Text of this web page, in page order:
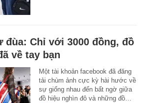
đùa: Chỉ với 3000 đồng, đồ
về tay bạn
Một tài khoản facebook đã đăng
tải chùm ảnh cực kỳ hài hước về
sự giống nhau đến bất ngờ giữa
đồ hiệu nghìn đô và những đồ…